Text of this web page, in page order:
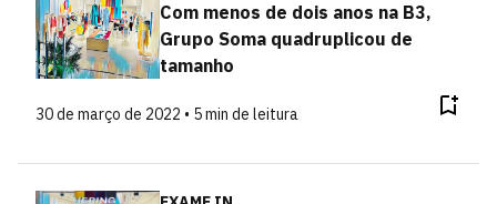
Com menos de dois anos na B3,
Grupo Soma quadruplicou de
tamanho
30 de março de 2022 • 5 min de leitura